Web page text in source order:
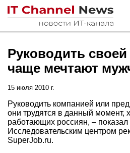
Руководить
чаще мечтают
15 июля 2010 г.
Руководить компанией или
они трудятся в данный момент,
работающих россиян, –
Исследовательским центром
SuperJob.ru.